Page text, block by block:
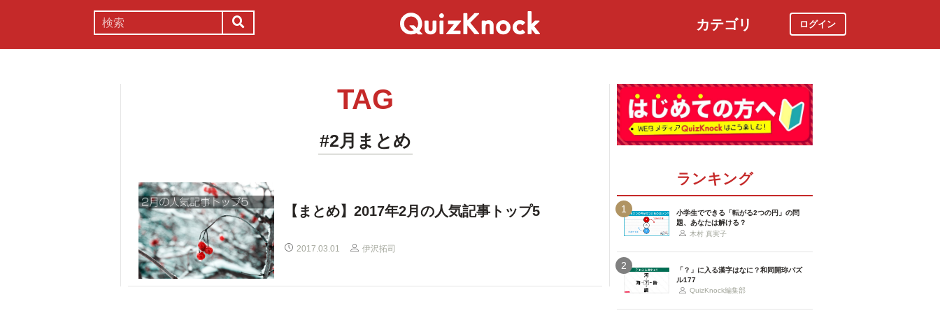
カテゴリ ログイン
TAG
#2月まとめ
【まとめ】2017年2月の人気記事トップ5
2017.03.01 伊沢拓司
ランキング
1
小学生でできる「転がる2つの円」の問
題、あなたは解ける？
木村 真実子
2
「？」に入る漢字はなに？和同開珎パズ
ル177
QuizKnock編集部